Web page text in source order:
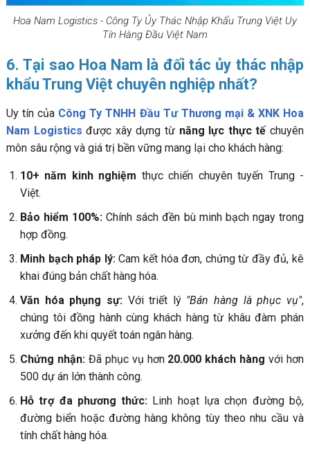
Hoa Nam Logistics - Công Ty Ủy Thác Nhập Khẩu Trung Việt Uy
Tín Hàng Đầu Việt Nam
6. Tại sao Hoa Nam là đối tác ủy thác nhập
khẩu Trung Việt chuyên nghiệp nhất?
Uy tín của Công Ty TNHH Đầu Tư Thương mại & XNK Hoa
Nam Logistics được xây dựng từ năng lực thực tếchuyên
môn sâu rộng và giá trị bền vững mang lại cho khách hàng:
10+ năm kinh nghiệm thực chiến chuyên tuyến Trung -
Việt.
Bảo hiểm 100%: Chính sách đền bù minh bạch ngay trong
hợp đồng.
Minh bạch pháp lý:Cam kết hóa đơn, chứng từ đầy đủ, kê
khai đúng bản chất hàng hóa.
Văn hóa phụng sự:Với triết lý "Bán hàng là phục vụ",
chúng tôi đồng hành cùng khách hàng từ khâu đàm phán
xưởng đến khi quyết toán ngân hàng.
Chứng nhận:Đã phục vụ hơn 20.000 khách hàng với hơn
500 dự án lớn thành công.
Hỗ trợ đa phương thức: Linh hoạt lựa chọn đường bộ,
đường biển hoặc đường hàng không tùy theo nhu cầu và
tính chất hàng hóa.